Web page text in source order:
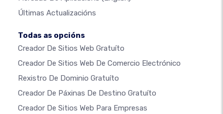
Últimas Actualizacións
Todas as opcións
Creador De Sitios Web Gratuíto
Creador De Sitios Web De Comercio Electrónico
Rexistro De Dominio Gratuíto
Creador De Páxinas De Destino Gratuíto
Creador De Sitios Web Para Empresas